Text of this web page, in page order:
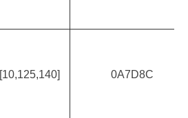
[10,125,140] 0A7D8C